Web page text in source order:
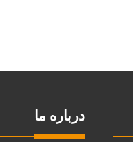
درباره ما